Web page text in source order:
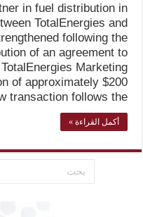
in fuel distribution in
TotalEnergies and
following the
of an agreement to
Marketing
of approximately $200
transaction follows the …
أكمل القراءة »